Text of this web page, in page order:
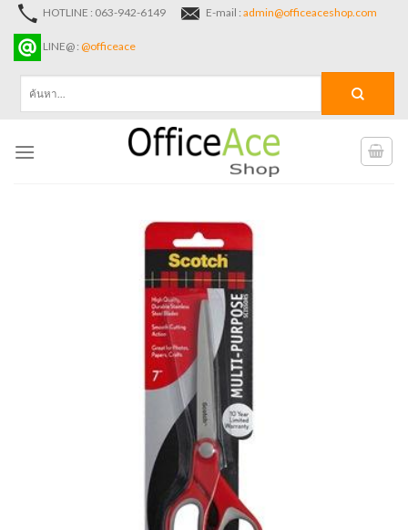
Skip
content
HOTLINE : 063-942-6149 E-mail : admin@officeaceshop.com
LINE@ : @officeace